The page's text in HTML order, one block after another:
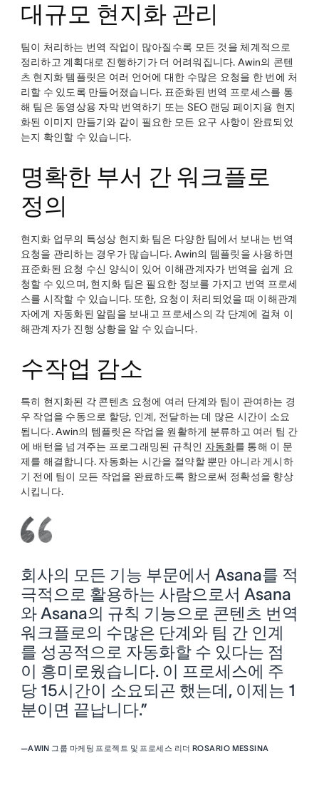
대규모 현지화 관리
팀이 처리하는 번역 작업이 많아질수록 모든 것을 체계적으로
정리하고 계획대로 진행하기가 더 어려워집니다. Awin의 콘텐
츠 현지화 템플릿은 여러 언어에 대한 수많은 요청을 한 번에 처
리할 수 있도록 만들어졌습니다. 표준화된 번역 프로세스를 통
해 팀은 동영상용 자막 번역하기 또는 SEO 랜딩 페이지용 현지
화된 이미지 만들기와 같이 필요한 모든 요구 사항이 완료되었
는지 확인할 수 있습니다.
명확한 부서 간 워크플로
정의
현지화 업무의 특성상 현지화 팀은 다양한 팀에서 보내는 번역
요청을 관리하는 경우가 많습니다. Awin의 템플릿을 사용하면
표준화된 요청 수신 양식이 있어 이해관계자가 번역을 쉽게 요
청할 수 있으며, 현지화 팀은 필요한 정보를 가지고 번역 프로세
스를 시작할 수 있습니다. 또한, 요청이 처리되었을 때 이해관계
자에게 자동화된 알림을 보내고 프로세스의 각 단계에 걸쳐 이
해관계자가 진행 상황을 알 수 있습니다.
수작업 감소
특히 현지화된 각 콘텐츠 요청에 여러 단계와 팀이 관여하는 경
우 작업을 수동으로 할당, 인계, 전달하는 데 많은 시간이 소요
됩니다. Awin의 템플릿은 작업을 원활하게 분류하고 여러 팀 간
에 배턴을 넘겨주는 프로그래밍된 규칙인 자동화를 통해 이 문
제를 해결합니다. 자동화는 시간을 절약할 뿐만 아니라 게시하
기 전에 팀이 모든 작업을 완료하도록 함으로써 정확성을 향상
시킵니다.
회사의 모든 기능 부문에서 Asana를 적
극적으로 활용하는 사람으로서 Asana
와 Asana의 규칙 기능으로 콘텐츠 번역
워크플로의 수많은 단계와 팀 간 인계
를 성공적으로 자동화할 수 있다는 점
이 흥미로웠습니다. 이 프로세스에 주
당 15시간이 소요되곤 했는데, 이제는 1
분이면 끝납니다.”
—AWIN 그룹 마케팅 프로젝트 및 프로세스 리더 ROSARIO MESSINA